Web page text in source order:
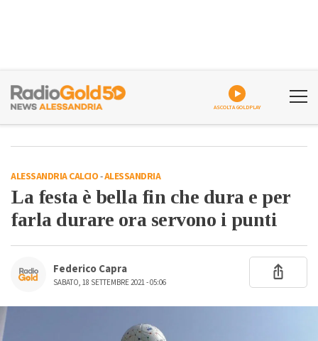
ASCOLTA GOLDPLAY
ALESSANDRIA CALCIO-ALESSANDRIA
La festa è bella fin che dura e per
farla durare ora servono i punti
Federico Capra
SABATO, 18 SETTEMBRE 2021 - 05:06